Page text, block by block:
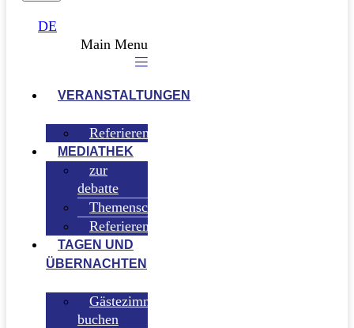
DE
Main Menu
VERANSTALTUNGEN
Referierende
MEDIATHEK
zur
debatte
Themenschwerpunkte
Referierende
TAGEN UND
ÜBERNACHTEN
Gästezimmer
buchen